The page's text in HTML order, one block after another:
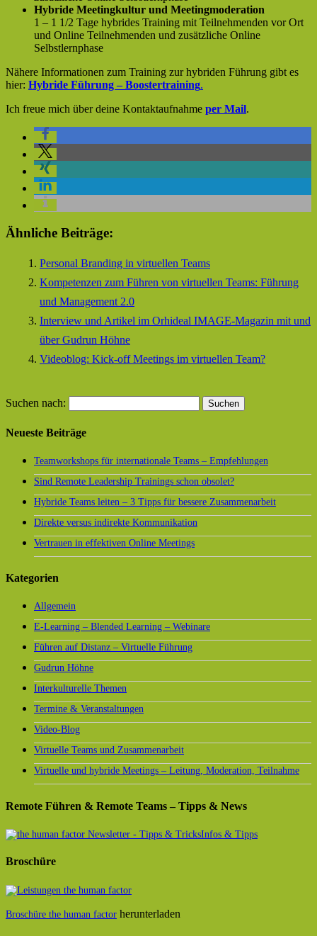
Hybride Meetingkultur und Meetingmoderation
1 – 1 1/2 Tage hybrides Training mit Teilnehmenden vor Ort
und Online Teilnehmenden und zusätzliche Online
Selbstlernphase
Nähere Informationen zum Training zur hybriden Führung gibt es
hier: Hybride Führung – Boostertraining.
Ich freue mich über deine Kontaktaufnahme per Mail.
Ähnliche Beiträge:
Personal Branding in virtuellen Teams
Kompetenzen zum Führen von virtuellen Teams: Führung
und Management 2.0
Interview und Artikel im Orhideal IMAGE-Magazin mit und
über Gudrun Höhne
Videoblog: Kick-off Meetings im virtuellen Team?
Suchen nach:
Neueste Beiträge
Teamworkshops für internationale Teams – Empfehlungen
Sind Remote Leadership Trainings schon obsolet?
Hybride Teams leiten – 3 Tipps für bessere Zusammenarbeit
Direkte versus indirekte Kommunikation
Vertrauen in effektiven Online Meetings
Kategorien
Allgemein
E-Learning – Blended Learning – Webinare
Führen auf Distanz – Virtuelle Führung
Gudrun Höhne
Interkulturelle Themen
Termine & Veranstaltungen
Video-Blog
Virtuelle Teams und Zusammenarbeit
Virtuelle und hybride Meetings – Leitung, Moderation, Teilnahme
Remote Führen & Remote Teams – Tipps & News
Infos & Tipps
Broschüre
Broschüre the human factor herunterladen